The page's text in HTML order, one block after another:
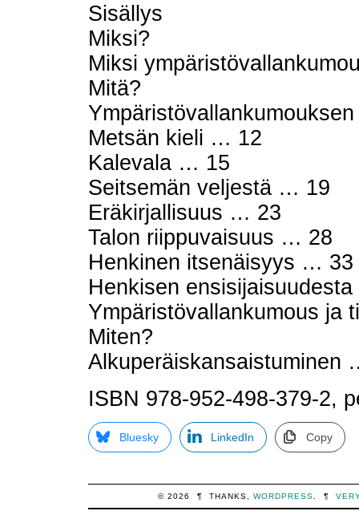
Sisällys
Miksi?
Miksi
Mitä?
Metsän kieli … 12
Kalevala … 15
Seitsemän veljestä … 19
Eräkirjallisuus … 23
Talon riippuvaisuus … 28
Henkinen itsenäisyys … 33
Henkisen
Ympäristövallankumous ja
Miten?
Alkuperäiskansaistuminen
ISBN 978-952-498-379-2,
Bluesky LinkedIn Copy
© 2026 ¶ THANKS, WORDPRESS ¶